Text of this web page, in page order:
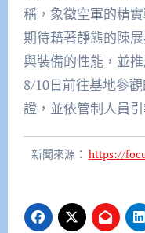
稱，象徵空軍的精
期待藉著靜態的陳
與裝備的性能，並
8/10日前往基地參
證，並依管制人員
新聞來源： https://